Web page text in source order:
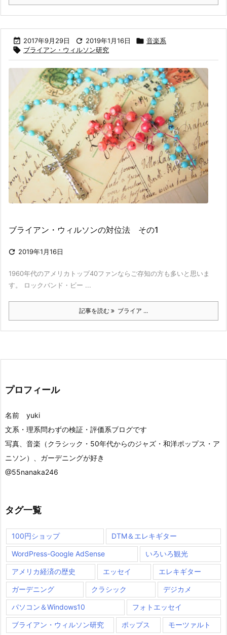
 2017年9月29日  2019年1月16日  音楽系
 ブライアン・ウィルソン研究
ブライアン・ウィルソンの対位法 その1
 2019年1月16日
1960年代のアメリカトップ40ファンならご存知の方も多いと思いま
す。 ロックバンド・ビー ...
記事を読む ブライア ...
プロフィール
名前 yuki
文系・理系問わずの検証・評価系ブログです
写真、音楽（クラシック・50年代からのジャズ・和洋ポップス・ア
ニソン）、ガーデニングが好き
@55nanaka246
タグ一覧
100円ショップ DTM＆エレキギター
WordPress-Google AdSense いろいろ観光
アメリカ経済の歴史 エッセイ エレキギター
ガーデニング クラシック デジカメ
パソコン＆Windows10 フォトエッセイ
ブライアン・ウィルソン研究 ポップス モーツァルト